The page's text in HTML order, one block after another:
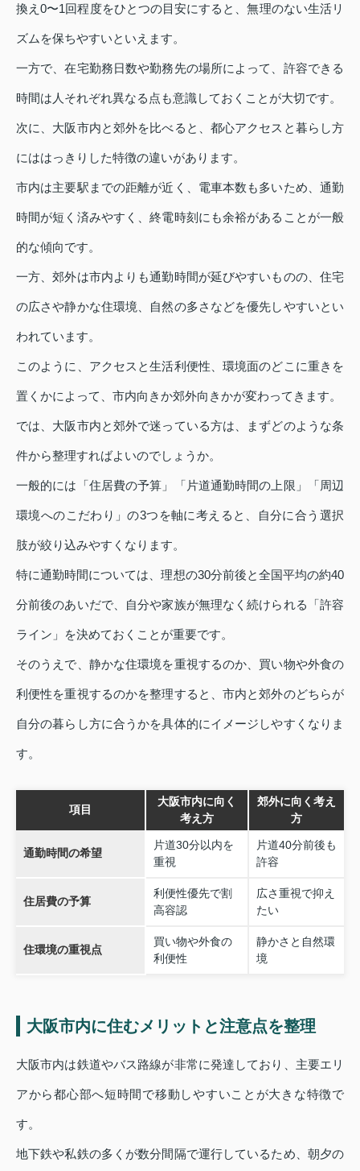
換え0〜1回程度をひとつの目安にすると、無理のない生活リ
ズムを保ちやすいといえます。
一方で、在宅勤務日数や勤務先の場所によって、許容できる
時間は人それぞれ異なる点も意識しておくことが大切です。
次に、大阪市内と郊外を比べると、都心アクセスと暮らし方
にははっきりした特徴の違いがあります。
市内は主要駅までの距離が近く、電車本数も多いため、通勤
時間が短く済みやすく、終電時刻にも余裕があることが一般
的な傾向です。
一方、郊外は市内よりも通勤時間が延びやすいものの、住宅
の広さや静かな住環境、自然の多さなどを優先しやすいとい
われています。
このように、アクセスと生活利便性、環境面のどこに重きを
置くかによって、市内向きか郊外向きかが変わってきます。
では、大阪市内と郊外で迷っている方は、まずどのような条
件から整理すればよいのでしょうか。
一般的には「住居費の予算」「片道通勤時間の上限」「周辺
環境へのこだわり」の3つを軸に考えると、自分に合う選択
肢が絞り込みやすくなります。
特に通勤時間については、理想の30分前後と全国平均の約40
分前後のあいだで、自分や家族が無理なく続けられる「許容
ライン」を決めておくことが重要です。
そのうえで、静かな住環境を重視するのか、買い物や外食の
利便性を重視するのかを整理すると、市内と郊外のどちらが
自分の暮らし方に合うかを具体的にイメージしやすくなりま
す。
項目
大阪市内に向く
考え方
郊外に向く考え
方
通勤時間の希望
片道30分以内を
重視
片道40分前後も
許容
住居費の予算
利便性優先で割
高容認
広さ重視で抑え
たい
住環境の重視点
買い物や外食の
利便性
静かさと自然環
境
大阪市内に住むメリットと注意点を整理
大阪市内は鉄道やバス路線が非常に発達しており、主要エリ
アから都心部へ短時間で移動しやすいことが大きな特徴で
す。
地下鉄や私鉄の多くが数分間隔で運行しているため、朝夕の